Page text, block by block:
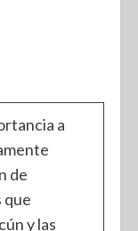
a
de
que
y las